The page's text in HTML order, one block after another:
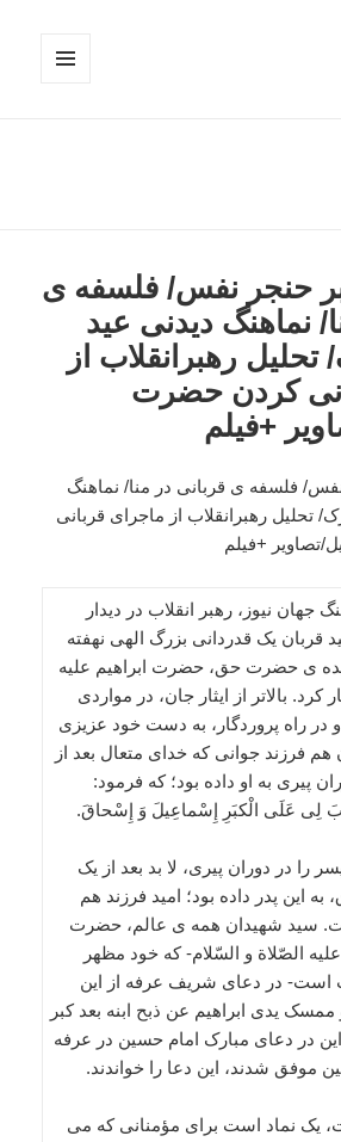
حنجر نفس/ فلسفه ی
نماهنگ دیدنی عید
تحلیل رهبرانقلاب از
کردن حضرت
+فیلم
فلسفه ی قربانی در منا/ نماهنگ
تحلیل رهبرانقلاب از ماجرای قربانی
+فیلم
جهان نیوز، رهبر انقلاب در دیدار
قربان یک قدردانی بزرگ الهی نهفته
ی حضرت حق، حضرت ابراهیم علیه
کرد. بالاتر از ایثار جان، در مواردی
در راه پروردگار، به دست خود عزیزی
هم فرزند جوانی که خدای متعال بعد از
پیری به او داده بود؛ که فرمود:
لِی عَلَی الْکبَرِ إِسْماعِیلَ وَ إِسْحاقَ.
را در دوران پیری، لا بد بعد از یک
به این پدر داده بود؛ امید فرزند هم
سید شهیدان همه ی عالم، حضرت
علیه الصّلاة و السّلام- که خود مظهر
است- در دعای شریف عرفه از این
ممسک یدی ابراهیم عن ذبح ابنه بعد کبر
در دعای مبارک امام حسین در عرفه
موفق شدند، این دعا را خواندند.
یک نماد است برای مؤمنانی که می